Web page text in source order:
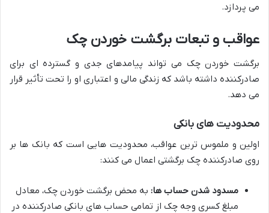
می پردازد.
عواقب و تبعات برگشت خوردن چک
برگشت خوردن چک می تواند پیامدهای جدی و گسترده ای برای
صادرکننده داشته باشد که زندگی مالی و اعتباری او را تحت تأثیر قرار
می دهد.
محدودیت های بانکی
اولین و ملموس ترین عواقب، محدودیت هایی است که بانک ها بر
روی صادرکننده چک برگشتی اعمال می کنند:
مسدود شدن حساب ها: به محض برگشت خوردن چک، معادل
مبلغ کسری وجه چک از تمامی حساب های بانکی صادرکننده در